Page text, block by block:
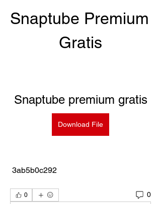
Snaptube Premium
Gratis
Snaptube premium gratis
Download File
3ab5b0c292
0 0